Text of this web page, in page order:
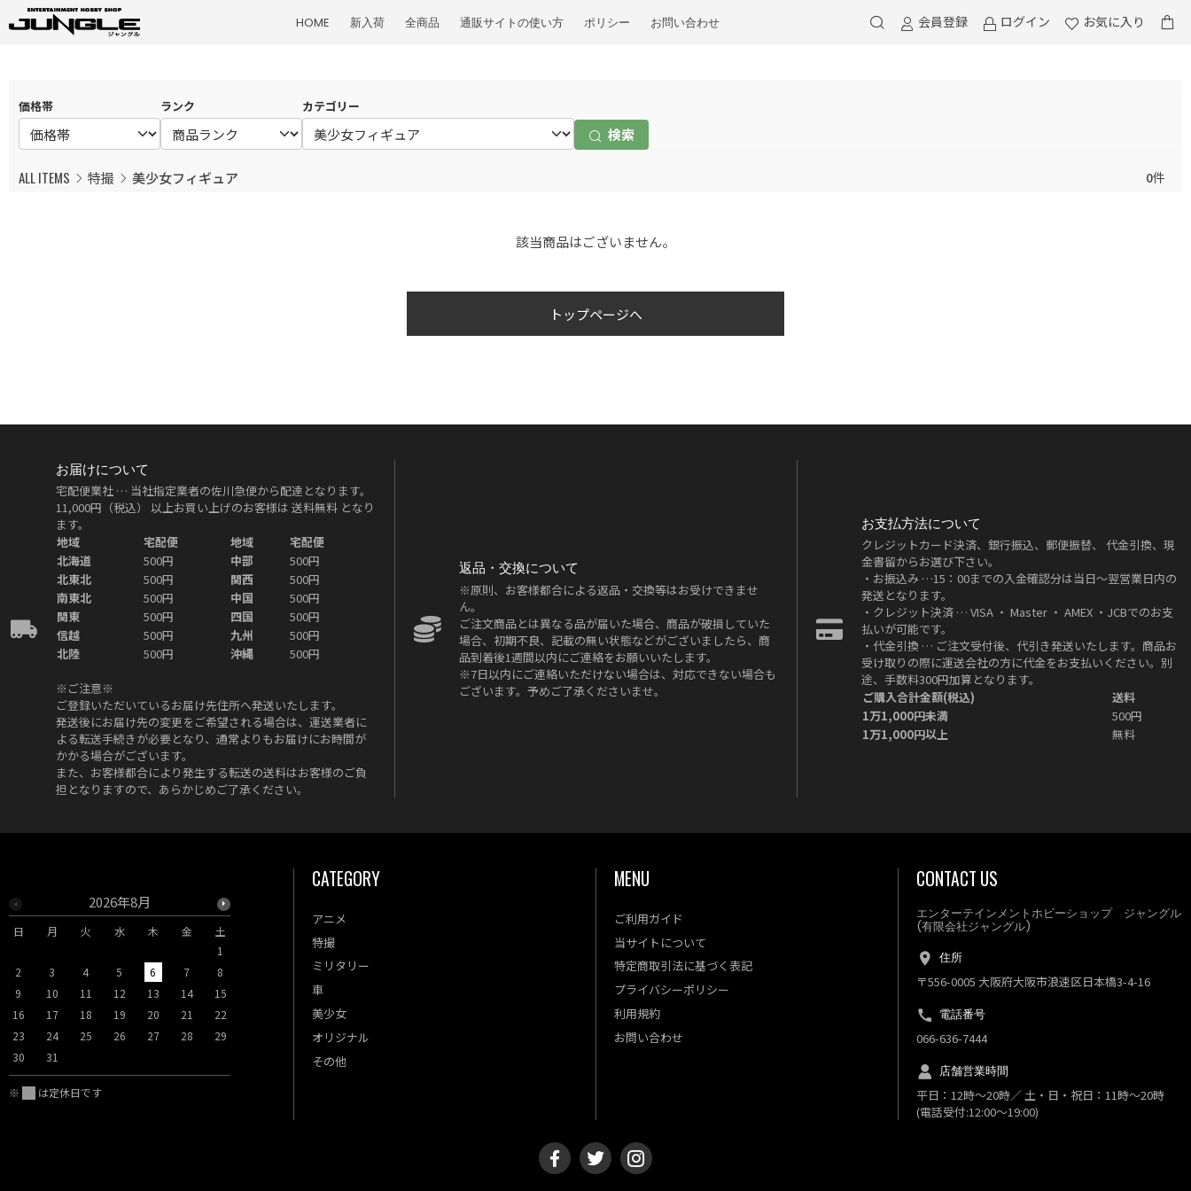
HOME 新入荷 全商品 通販サイトの使い方 ポリシー お問い合わせ 会員登録 ログイン お気に入り
価格帯 ランク カテゴリー
検索
ALL ITEMS 特撮 美少女フィギュア 0件
該当商品はございません。
トップページへ
お届けについて
宅配便業社 … 当社指定業者の佐川急便から配達となります。
11,000円（税込）
以上お買い上げのお客様は 送料無料となり
ます。
地域
宅配便 地域
宅配便
北海道
500円 中部
500円
北東北
500円 関西
500円
南東北
500円 中国
500円
関東
500円 四国
500円
信越
500円 九州
500円
北陸
500円 沖縄 500円
※ご注意※
ご登録いただいているお届け先住所へ発送いたします。
発送後にお届け先の変更をご希望される場合は、運送業者に
よる転送手続きが必要となり、通常よりもお届けにお時間が
かかる場合がございます。
また、お客様都合により発生する転送の送料はお客様のご負
担となりますので、あらかじめご了承ください。
返品・交換について
※原則、お客様都合による返品・交換等はお受けできませ
ん。
ご注文商品とは異なる品が届いた場合、商品が破損していた
場合、初期不良、記載の無い状態などがございましたら、商
品到着後1週間以内にご連絡をお願いいたします。
※7日以内にご連絡いただけない場合は、対応できない場合も
ございます。予めご了承くださいませ。
お支払方法について
クレジットカード決済、銀行振込、郵便振替、 代金引換、現
金書留からお選び下さい。
・お振込み …15：00までの入金確認分は当日～翌営業日内の
発送となります。
・クレジット決済 … VISA ・ Master ・ AMEX ・JCBでのお支
払いが可能です。
・代金引換 … ご注文受付後、代引き発送いたします。商品お
受け取りの際に運送会社の方に代金をお支払いください。別
途、手数料300円加算となります。
ご購入合計金額(税込)
送料
1万1,000円未満
500円
1万1,000円以上
無料
2026年8月
日 月 火 水 木 金
土
1
2
3 4 5 6 7
8
9
10 11 12 13 14
15
16
17 18 19 20 21
22
23
24 25 26 27 28
29
30
31
9 10
15
22 23
29 30
※ は定休日です
CATEGORY
アニメ
特撮
ミリタリー
車
美少女
オリジナル
その他
MENU
ご利用ガイド
当サイトについて
特定商取引法に基づく表記
プライバシーポリシー
利用規約
お問い合わせ
CONTACT US
エンターテインメントホビーショップ ジャングル
(有限会社ジャングル)
住所
〒556-0005 大阪府大阪市浪速区日本橋3-4-16
電話番号
066-636-7444
店舗営業時間
平日：12時～20時／ 土・日・祝日：11時～20時
(電話受付:12:00～19:00)